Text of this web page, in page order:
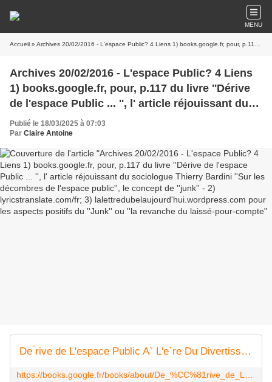
MENU
Accueil » Archives 20/02/2016 - L'espace Public? 4 Liens 1) books.google.fr, pour, p.117 du livre ''Dérive de l'espace Public ... '', l' article réjouissant du sociologue Thierry Bardini ''Sur les décombres de l'espace public'', le concept de ''junk'' - 2) lyricstranslate.com/fr; 3) lalettredubelaujourd'hui.wordpress.com pour les aspects positifs du ''Junk'' ou ''la revanche du laissé-pour-compte
Archives 20/02/2016 - L'espace Public? 4 Liens
1) books.google.fr, pour, p.117 du livre ''Dérive
de l'espace Public ... '', l' article réjouissant du
sociologue Thierry Bardini ''Sur les décombres
de l'espace public'', le concept de ''junk'' - 2)
lyricstranslate.com/fr; 3)
lalettredubelaujourd'hui.wordpress.com pour
les aspects positifs du ''Junk'' ou ''la revanche
du laissé-pour-compte
Publié le 18/03/2025 à 07:03
Par Claire Antoine
De ́rive de L'espace Public A` L'e`re Du Divertissement